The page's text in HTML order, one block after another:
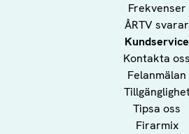
Frekvenser
ÅRTV svarar
Kundservice
Kontakta oss
Felanmälan
Tipsa oss
Firarmix